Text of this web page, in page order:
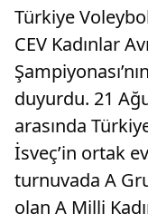
Türkiye
CEV Kadınlar
duyurdu. 21
arasında
İsveç’in ortak
turnuvada A
olan A Milli